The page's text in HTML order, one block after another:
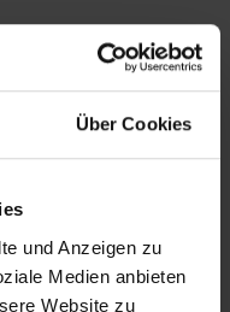
Über Cookies
und Anzeigen zu
Medien anbieten
Website zu
dieser Tapete
Atmosphäre
an gewebte Stoffe
moderne
oder
Einfluss. Die